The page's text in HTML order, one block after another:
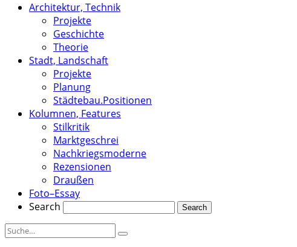
Architektur, Technik
Projekte
Geschichte
Theorie
Stadt, Landschaft
Projekte
Planung
Städtebau.Positionen
Kolumnen, Features
Stilkritik
Marktgeschrei
Nachkriegsmoderne
Rezensionen
Draußen
Foto–Essay
Search